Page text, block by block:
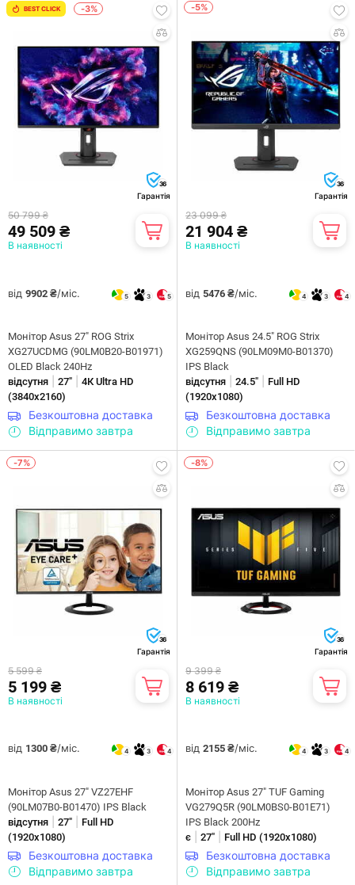
BEST CLICK -3%
36
Гарантія
50 799 ₴
49 509 ₴
В наявності
від 9902 ₴/міс. 5 3 5
Монітор Asus 27" ROG Strix
XG27UCDMG (90LM0B20-B01971)
OLED Black 240Hz
відсутня
27"
4К Ultra HD
(3840х2160)
Безкоштовна доставка
Відправимо завтра
-5%
36
Гарантія
23 099 ₴
21 904 ₴
В наявності
від 5476 ₴/міс. 4 3 4
Монітор Asus 24.5" ROG Strix
XG259QNS (90LM09M0-B01370)
IPS Black
відсутня
24.5"
Full HD
(1920x1080)
Безкоштовна доставка
Відправимо завтра
-7%
36
Гарантія
5 599 ₴
5 199 ₴
В наявності
від 1300 ₴/міс. 4 3 4
Монітор Asus 27" VZ27EHF
(90LM07B0-B01470) IPS Black
відсутня
27"
Full HD
(1920x1080)
Безкоштовна доставка
Відправимо завтра
-8%
36
Гарантія
9 399 ₴
8 619 ₴
В наявності
від 2155 ₴/міс. 4 3 4
Монітор Asus 27" TUF Gaming
VG279Q5R (90LM0BS0-B01E71)
IPS Black 200Hz
є
27" Full HD (1920x1080)
Безкоштовна доставка
Відправимо завтра